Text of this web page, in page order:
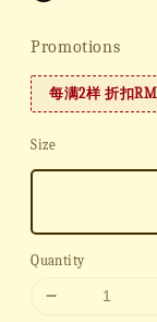
Promotions
每满2样 折扣
Size
Quantity